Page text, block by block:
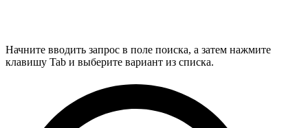
Начните вводить запрос в поле поиска, а затем нажмите
клавишу Tab и выберите вариант из списка.